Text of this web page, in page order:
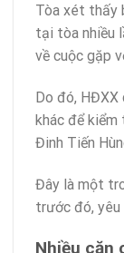
Tòa xét thấy
tại tòa nhiều
về cuộc gặp
Do đó, HĐXX
khác để kiểm
Đinh Tiến
Đây là một
trước đó, yêu
Nhiều căn